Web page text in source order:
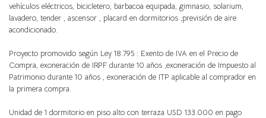
vehículos eléctricos, bicicletero, barbacoa equipada, gimnasio, solarium,
lavadero, tender , ascensor , placard en dormitorios ,previsión de aire
acondicionado.
Proyecto promovido según Ley 18.795 : Exento de IVA en el Precio de
Compra, exoneración de IRPF durante 10 años ,exoneración de Impuesto al
Patrimonio durante 10 años , exoneración de ITP aplicable al comprador en
la primera compra.
Unidad de 1 dormitorio en piso alto con terraza USD 133.000 en pago